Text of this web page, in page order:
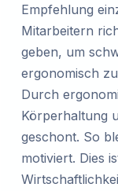
Empfehlung
Mitarbeitern
geben, um
ergonomisch
Durch
Körperhaltung
geschont. So
motiviert. Dies